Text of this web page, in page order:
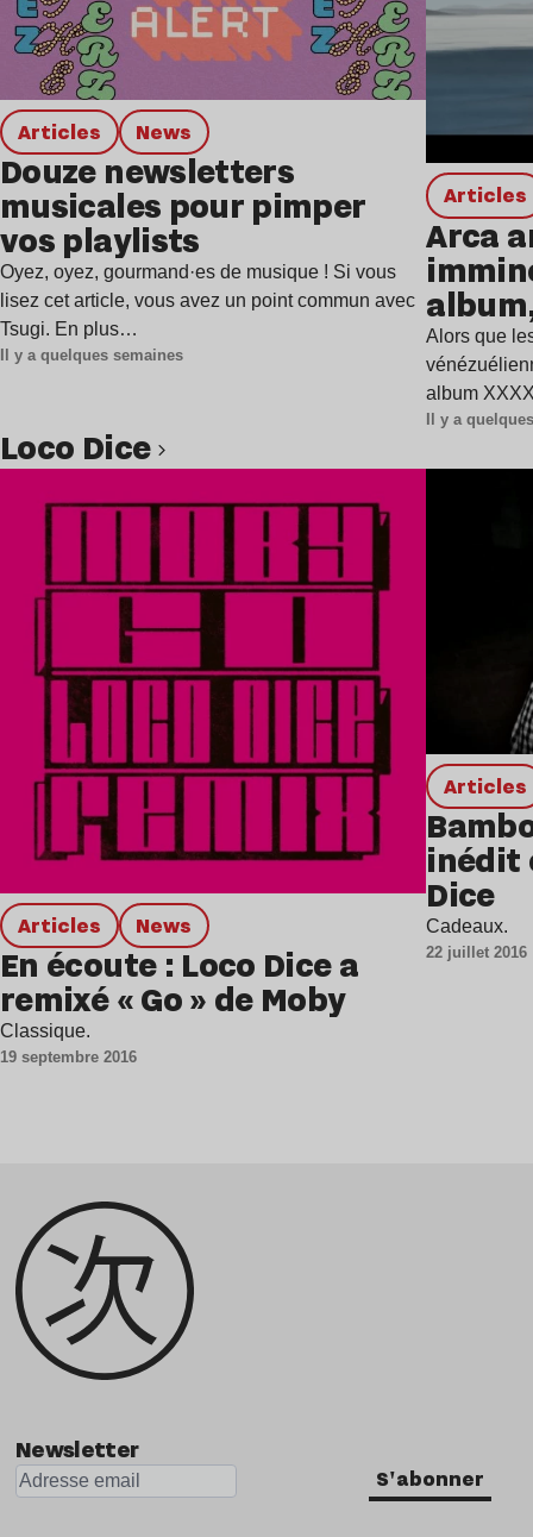
Articles news
Douze newsletters
musicales pour pimper
vos playlists
Oyez, oyez, gourmand·es de musique ! Si vous
lisez cet article, vous avez un point commun avec
Tsugi. En plus…
Il y a quelques semaines
Articles
Arca
Alors que
album
Il y a
Loco Dice
Articles news
En écoute : Loco Dice a
remixé « Go » de Moby
Classique.
19 septembre 2016
Articles
inédit
Dice
Cadeaux.
22 juillet 2016
Newsletter
S'abonner